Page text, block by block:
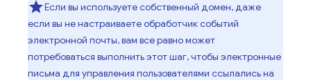
Если вы используете собственный домен, даже
если вы не настраиваете обработчик событий
электронной почты, вам все равно может
потребоваться выполнить этот шаг, чтобы электронные
письма для управления пользователями ссылались на